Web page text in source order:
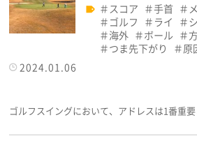
スコア
手首
ゴルフ
ライ
海外
ボール
つま先下がり
原
2024.01.06
ゴルフスイングにおいて、アドレスは1番重